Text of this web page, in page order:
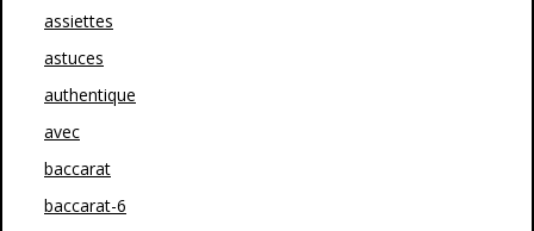
assiettes
astuces
authentique
avec
baccarat
baccarat-6